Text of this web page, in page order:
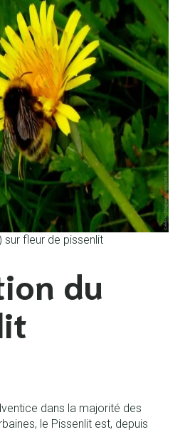
fleur de pissenlit
du
dans la majorité des
le Pissenlit est, depuis